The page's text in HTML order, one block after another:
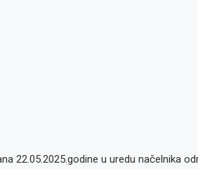
22.05.2025.godine u uredu načelnika